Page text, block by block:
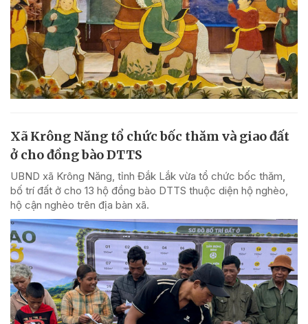
Xã Krông Năng tổ chức bốc thăm và giao đất
ở cho đồng bào DTTS
UBND xã Krông Năng, tỉnh Đắk Lắk vừa tổ chức bốc thăm,
bố trí đất ở cho 13 hộ đồng bào DTTS thuộc diện hộ nghèo,
hộ cận nghèo trên địa bàn xã.